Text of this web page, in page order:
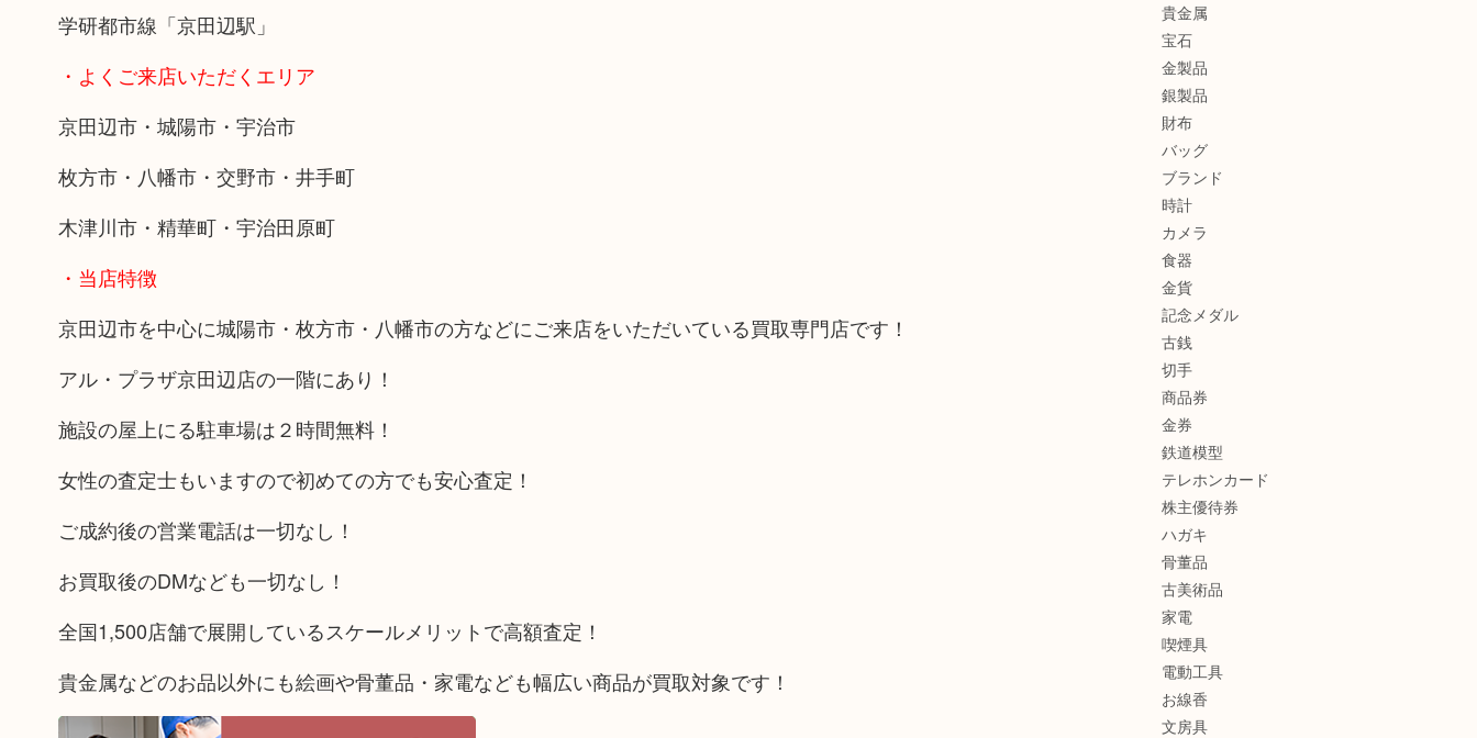
学研都市線「京田辺駅」
・よくご来店いただくエリア
京田辺市・城陽市・宇治市
枚方市・八幡市・交野市・井手町
木津川市・精華町・宇治田原町
・当店特徴
京田辺市を中心に城陽市・枚方市・八幡市の方などにご来店をいただいている買取専門店です！
アル・プラザ京田辺店の一階にあり！
施設の屋上にる駐車場は２時間無料！
女性の査定士もいますので初めての方でも安心査定！
ご成約後の営業電話は一切なし！
お買取後のDMなども一切なし！
全国1,500店舗で展開しているスケールメリットで高額査定！
貴金属などのお品以外にも絵画や骨董品・家電なども幅広い商品が買取対象です！
貴金属
宝石
金製品
銀製品
財布
バッグ
ブランド
時計
カメラ
食器
金貨
記念メダル
古銭
切手
商品券
金券
鉄道模型
テレホンカード
株主優待券
ハガキ
骨董品
古美術品
家電
喫煙具
電動工具
お線香
文房具